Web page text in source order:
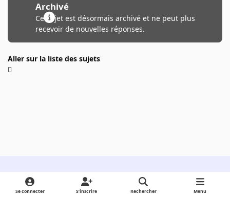
Archivé
Ce sujet est désormais archivé et ne peut plus
recevoir de nouvelles réponses.
Aller sur la liste des sujets
Light ModeDark ModeSystem Preference
Se connecter S’inscrire Rechercher Menu